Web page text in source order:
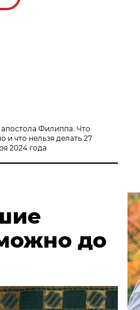
Филиппа. Что
и что нельзя делать 27
2024 года
до